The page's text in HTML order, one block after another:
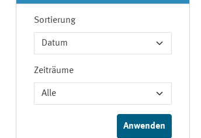
Sortierung
Zeiträume